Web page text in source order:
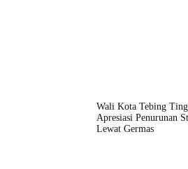
Wali Kota Tebing
Apresiasi Penurunan
Lewat Germas